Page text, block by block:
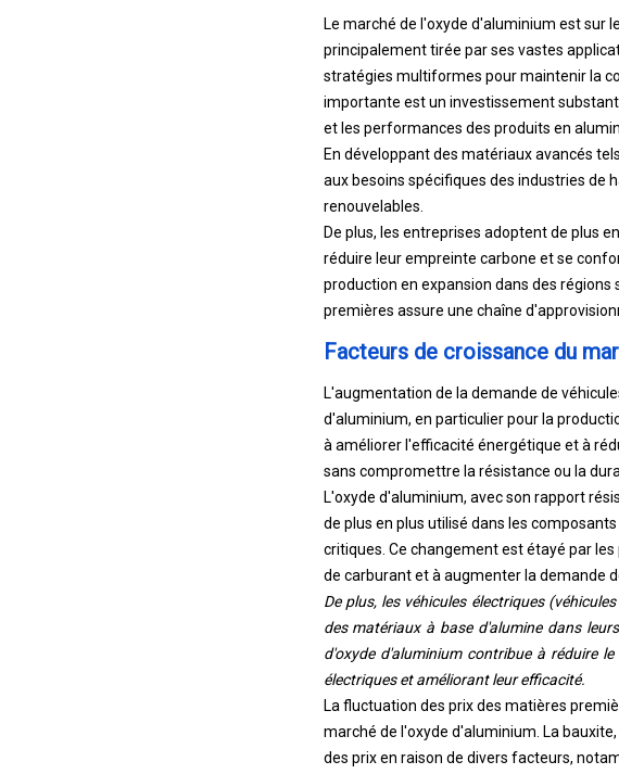
Le marché de l'oxyde d'aluminium est sur
principalement tirée par ses vastes
stratégies multiformes pour maintenir la
importante est un investissement
et les performances des produits en
En développant des matériaux avancés
aux besoins spécifiques des industries de
renouvelables.
De plus, les entreprises adoptent de plus
réduire leur empreinte carbone et se
production en expansion dans des
premières assure une chaîne
Facteurs de croissance du
L'augmentation de la demande de
d'aluminium, en particulier pour la
à améliorer l'efficacité énergétique et à
sans compromettre la résistance ou la
L'oxyde d'aluminium, avec son rapport
de plus en plus utilisé dans les
critiques. Ce changement est étayé par
de carburant et à augmenter la demande
De plus, les véhicules électriques
des matériaux à base d'alumine dans
d'oxyde d'aluminium contribue à réduire
électriques et améliorant leur efficacité.
La fluctuation des prix des matières
marché de l'oxyde d'aluminium. La
des prix en raison de divers facteurs,